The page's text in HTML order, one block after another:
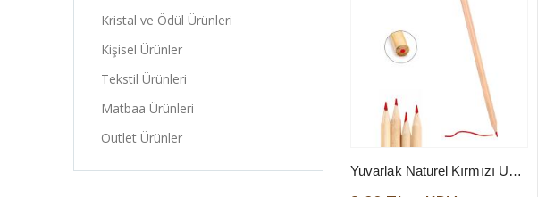
Kristal ve Ödül Ürünleri
Kişisel Ürünler
Tekstil Ürünleri
Matbaa Ürünleri
Outlet Ürünler
Yuvarlak Naturel Kırmızı Uçlu Kurşun Kalem